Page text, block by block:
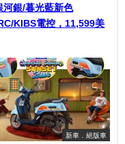
河銀/暮光藍新色
KIBS電控，11,599美
新車．絕版車